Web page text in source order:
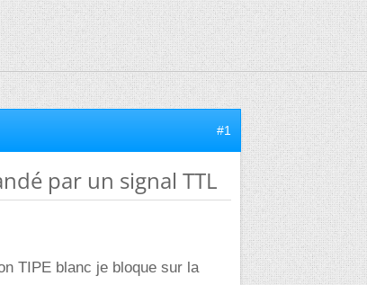
#1
par un signal TTL
TIPE blanc je bloque sur la